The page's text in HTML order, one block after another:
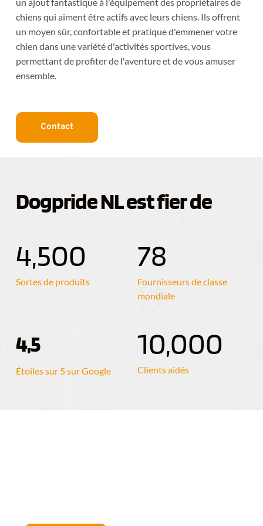
chiens qui aiment être actifs avec leurs chiens. Ils offrent
un moyen sûr, confortable et pratique d'emmener votre
chien dans une variété d'activités sportives, vous
permettant de profiter de l'aventure et de vous amuser
ensemble.
Contact
Dogpride NL est fier de
4,500
Sortes de produits
78
Fournisseurs de classe
mondiale
4,5
Étoiles sur 5 sur Google
10,000
Clients aidés